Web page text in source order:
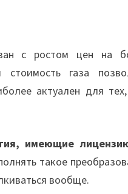
с ростом цен на
газа
актуален для
имеющие
такое
вообще.